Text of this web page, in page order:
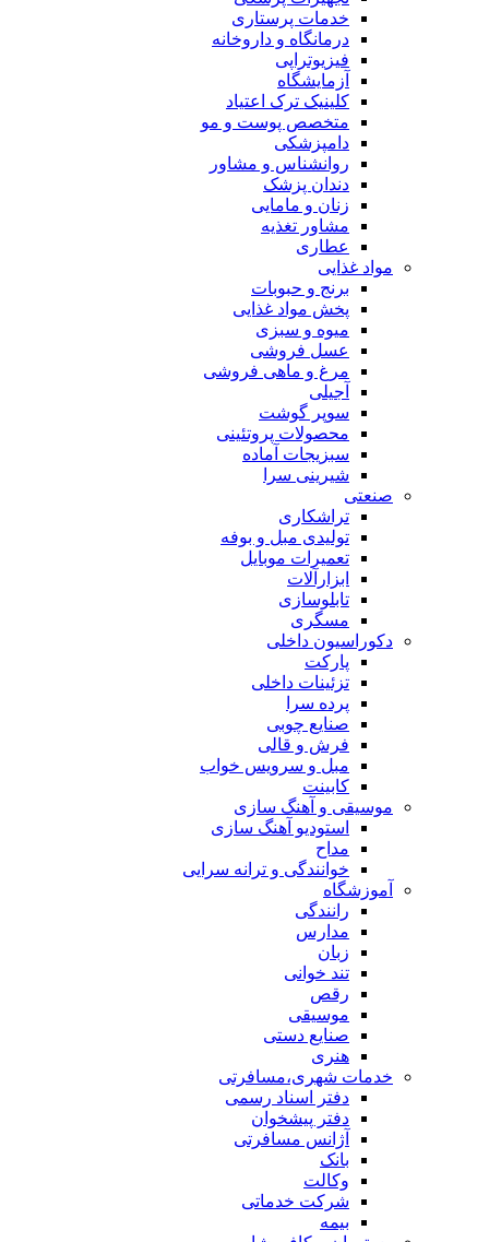
خدمات پرستاری
درمانگاه و داروخانه
فیزیوتراپی
آزمایشگاه
کلینیک ترک اعتیاد
متخصص پوست و مو
دامپزشکی
روانشناس و مشاور
دندان پزشک
زنان و مامایی
مشاور تغذیه
عطاری
مواد غذایی
برنج و حبوبات
پخش مواد غذایی
میوه و سبزی
عسل فروشی
مرغ و ماهی فروشی
آجیلی
سوپر گوشت
محصولات پروتئینی
سبزیجات آماده
شیرینی سرا
صنعتی
تراشکاری
تولیدی مبل و بوفه
تعمیرات موبایل
ابزارآلات
تابلوسازی
مسگری
دکوراسیون داخلی
پارکت
تزئینات داخلی
پرده سرا
صنایع چوبی
فرش و قالی
مبل و سرويس خواب
کابینت
موسیقی و آهنگ سازی
استودیو آهنگ سازی
مداح
خوانندگی و ترانه سرایی
آموزشگاه
رانندگی
مدارس
زبان
تند خوانی
رقص
موسیقی
صنایع دستی
هنری
خدمات شهری،مسافرتی
دفتر اسناد رسمی
دفتر پیشخوان
آژانس مسافرتی
بانک
وکالت
شرکت خدماتی
بيمه